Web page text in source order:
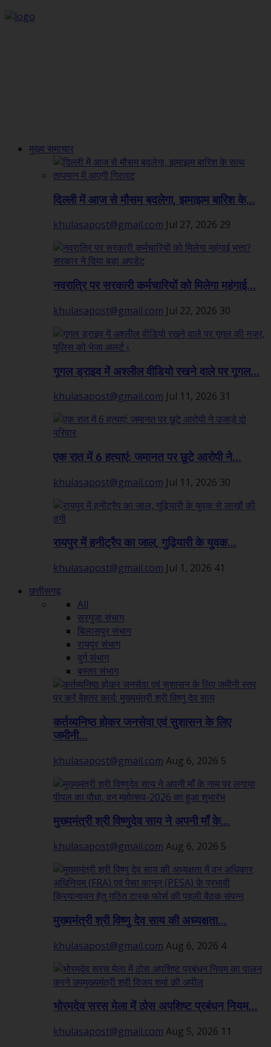
मुख्य समाचार
दिल्ली में आज से मौसम बदलेगा, झमाझम बारिश के...
khulasapost@gmail.com Jul 27, 2026 29
नवरात्रि पर सरकारी कर्मचारियों को मिलेगा महंगाई...
khulasapost@gmail.com Jul 22, 2026 30
गूगल ड्राइव में अश्लील वीडियो रखने वाले पर गूगल...
khulasapost@gmail.com Jul 11, 2026 31
एक रात में 6 हत्याएं: जमानत पर छूटे आरोपी ने...
khulasapost@gmail.com Jul 11, 2026 30
रायपुर में हनीट्रैप का जाल, गुढ़ियारी के युवक...
khulasapost@gmail.com Jul 1, 2026 41
छत्तीसगढ़
All
सरगुजा संभाग
बिलासपुर संभाग
रायपुर संभाग
दुर्ग संभाग
बस्तर संभाग
कर्तव्यनिष्ठ होकर जनसेवा एवं सुशासन के लिए
जमीनी...
khulasapost@gmail.com Aug 6, 2026 5
मुख्यमंत्री श्री विष्णुदेव साय ने अपनी माँ के...
khulasapost@gmail.com Aug 6, 2026 5
मुख्यमंत्री श्री विष्णु देव साय की अध्यक्षता...
khulasapost@gmail.com Aug 6, 2026 4
भोरमदेव सरस मेला में ठोस अपशिष्ट प्रबंधन नियम...
khulasapost@gmail.com Aug 5, 2026 11